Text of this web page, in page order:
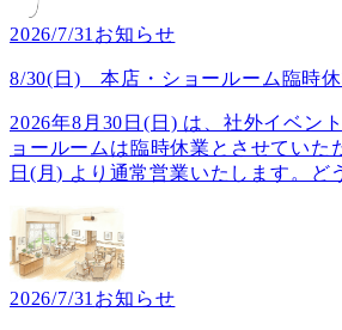
2026/7/31 お知らせ
8/30(日) 本店・ショールーム臨時
2026年8月30日(日) は、社外イベン
ョールームは臨時休業とさせていた
日(月) より通常営業いたします。ど
2026/7/31 お知らせ